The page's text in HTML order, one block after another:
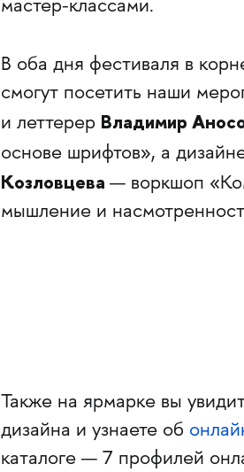
мастер-классами.
В оба дня фестиваля в
смогут посетить наши
и леттерер Владимир
основе шрифтов», а
Козловцева — воркшоп
мышление и
Также на ярмарке вы
дизайна и узнаете об
каталоге — 7 профилей